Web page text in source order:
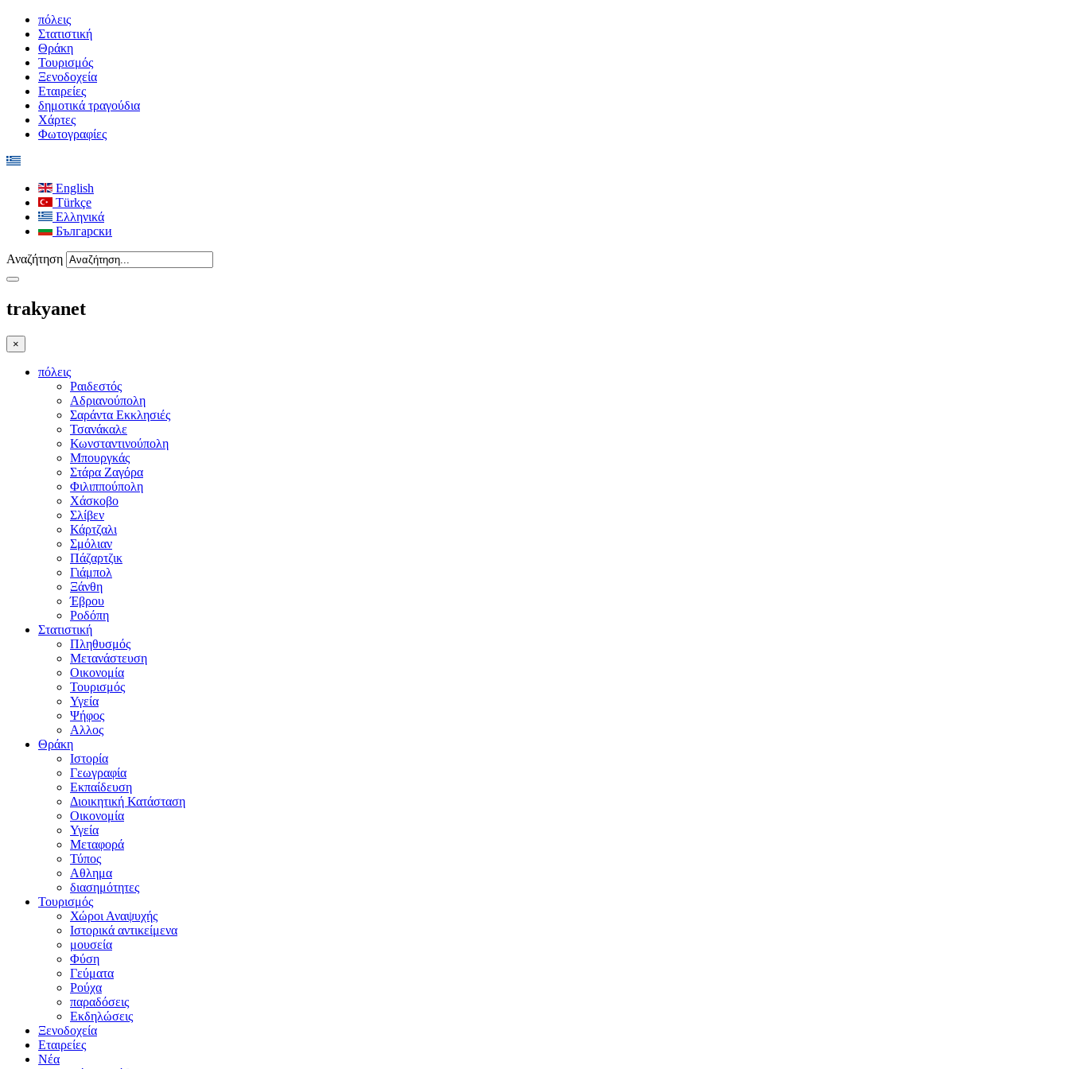
πόλεις
Στατιστική
Θράκη
Τουρισμός
Ξενοδοχεία
Εταιρείες
δημοτικά τραγούδια
Χάρτες
Φωτογραφίες
English
Türkçe
Ελληνικά
Български
Αναζήτηση
trakyanet
×
πόλεις
Ραιδεστός
Αδριανούπολη
Σαράντα Εκκλησιές
Τσανάκαλε
Κωνσταντινούπολη
Μπουργκάς
Στάρα Ζαγόρα
Φιλιππούπολη
Χάσκοβο
Σλίβεν
Κάρτζαλι
Σμόλιαν
Πάζαρτζικ
Γιάμπολ
Ξάνθη
Έβρου
Ροδόπη
Στατιστική
Πληθυσμός
Μετανάστευση
Οικονομία
Τουρισμός
Υγεία
Ψήφος
Αλλος
Θράκη
Ιστορία
Γεωγραφία
Εκπαίδευση
Διοικητική Κατάσταση
Οικονομία
Υγεία
Μεταφορά
Τύπος
Αθλημα
διασημότητες
Τουρισμός
Χώροι Αναψυχής
Ιστορικά αντικείμενα
μουσεία
Φύση
Γεύματα
Ρούχα
παραδόσεις
Εκδηλώσεις
Ξενοδοχεία
Εταιρείες
Νέα